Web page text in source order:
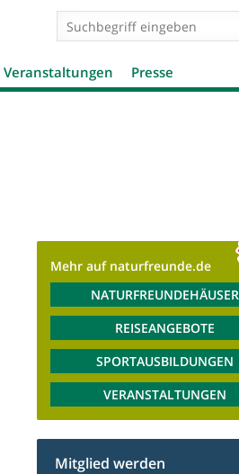
Suchformular
Veranstaltungen Presse
Mehr auf naturfreunde.de
NATURFREUNDEHÄUSER
REISEANGEBOTE
SPORTAUSBILDUNGEN
VERANSTALTUNGEN
Mitglied werden